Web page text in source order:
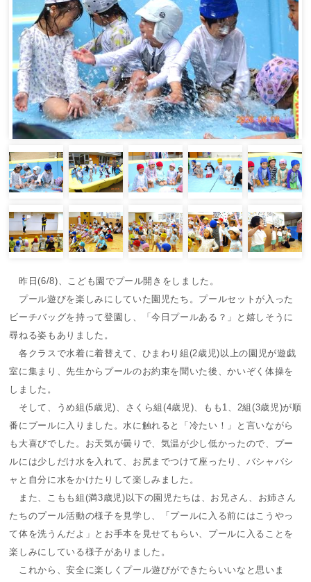
昨日(6/8)、こども園でプール開きをしました。
プール遊びを楽しみにしていた園児たち。プールセットが入った
ビーチバッグを持って登園し、「今日プールある？」と嬉しそうに
尋ねる姿もありました。
各クラスで水着に着替えて、ひまわり組(2歳児)以上の園児が遊戯
室に集まり、先生からプールのお約束を聞いた後、かいぞく体操を
しました。
そして、うめ組(5歳児)、さくら組(4歳児)、もも1、2組(3歳児)が順
番にプールに入りました。水に触れると「冷たい！」と言いながら
も大喜びでした。お天気が曇りで、気温が少し低かったので、プー
ルには少しだけ水を入れて、お尻までつけて座ったり、バシャバシ
ャと自分に水をかけたりして楽しみました。
また、こもも組(満3歳児)以下の園児たちは、お兄さん、お姉さん
たちのプール活動の様子を見学し、「プールに入る前にはこうやっ
て体を洗うんだよ」とお手本を見せてもらい、プールに入ることを
楽しみにしている様子がありました。
これから、安全に楽しくプール遊びができたらいいなと思いま